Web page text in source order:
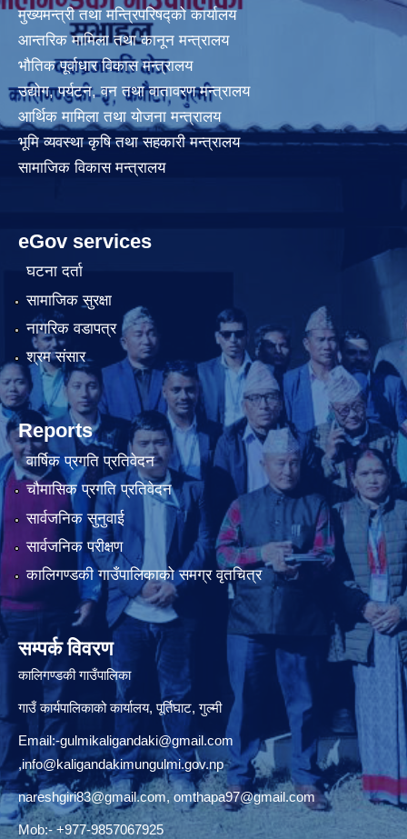
मुख्यमन्त्री तथा मन्त्रिपरिषद्को कार्यालय
आन्तरिक मामिला तथा कानून मन्त्रालय
भौतिक पूर्वाधार विकास मन्त्रालय
उद्योग, पर्यटन, वन तथा वातावरण मन्त्रालय
आर्थिक मामिला तथा योजना मन्त्रालय
भूमि व्यवस्था कृषि तथा सहकारी मन्त्रालय
सामाजिक विकास मन्त्रालय
eGov services
घटना दर्ता
सामाजिक सुरक्षा
नागरिक वडापत्र
श्रम संसार
Reports
वार्षिक प्रगति प्रतिवेदन
चौमासिक प्रगति प्रतिवेदन
सार्वजनिक सुनुवाई
सार्वजनिक परीक्षण
कालिगण्डकी गाउँपालिकाको समग्र वृतचित्र
सम्पर्क विवरण
कालिगण्डकी गाउँपालिका
गाउँ कार्यपालिकाको कार्यालय, पूर्तिघाट, गुल्मी
Email:-gulmikaligandaki@gmail.com
,info@kaligandakimungulmi.gov.np
nareshgiri83@gmail.com, omthapa97@gmail.com
Mob:- +977-9857067925